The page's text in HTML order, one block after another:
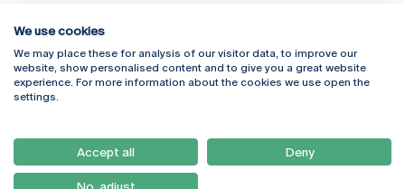
Rua Diogo Botelho 1327
4169-005 Porto
+351 226 196 240
Campus Online
Webmail
Como Chegar
Newsletter
We use cookies
We may place these for analysis of our visitor data, to improve our
website, show personalised content and to give you a great website
experience. For more information about the cookies we use open the
settings.
Accept all Deny